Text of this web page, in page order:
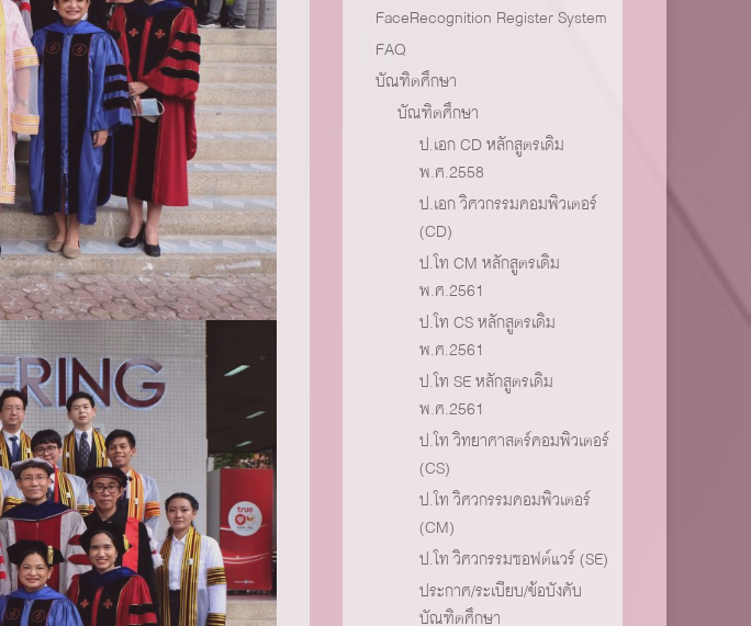
FaceRecognition Register System
FAQ
บัณฑิตศึกษา
บัณฑิตศึกษา
ป.เอก CD หลักสูตรเดิม
พ.ศ.2558
ป.เอก วิศวกรรมคอมพิวเตอร์
(CD)
ป.โท CM หลักสูตรเดิม
พ.ศ.2561
ป.โท CS หลักสูตรเดิม
พ.ศ.2561
ป.โท SE หลักสูตรเดิม
พ.ศ.2561
ป.โท วิทยาศาสตร์คอมพิวเตอร์
(CS)
ป.โท วิศวกรรมคอมพิวเตอร์
(CM)
ป.โท วิศวกรรมซอฟต์แวร์ (SE)
ประกาศ/ระเบียบ/ข้อบังคับ
บัณฑิตศึกษา